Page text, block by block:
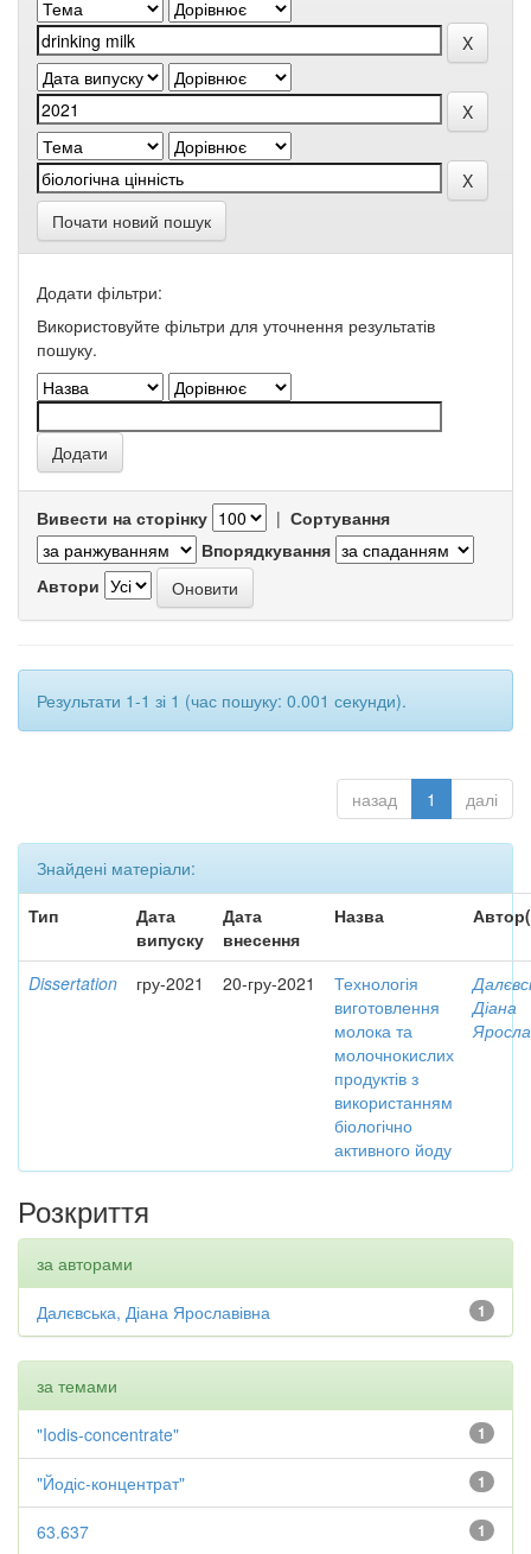
Почати новий пошук
Додати фільтри:
Використовуйте фільтри для уточнення результатів
пошуку.
Вивести на сторінку | Сортування
Впорядкування
Автори
Результати 1-1 зі 1 (час пошуку: 0.001 секунди).
назад 1 далі
Знайдені матеріали:
Тип
Дата
випуску
Дата
внесення
Назва
Dissertation гру-2021 20-гру-2021
Технологія
виготовлення
молока та
молочнокислих
продуктів з
використанням
біологічно
активного йоду
Діана
Розкриття
за авторами
1
Далєвська, Діана Ярославівна
за темами
1
"Iodis-concentrate"
1
"Йодіс-концентрат"
1
63.637